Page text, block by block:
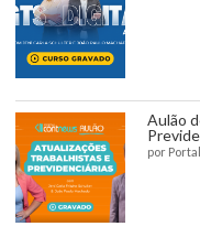
Aulão
por